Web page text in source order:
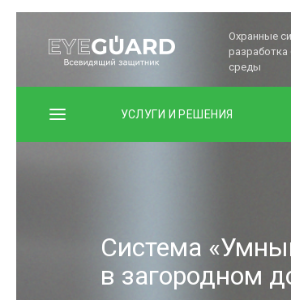
Охранные
разработка
среды
УСЛУГИ И РЕШЕНИЯ
Система
в загородном